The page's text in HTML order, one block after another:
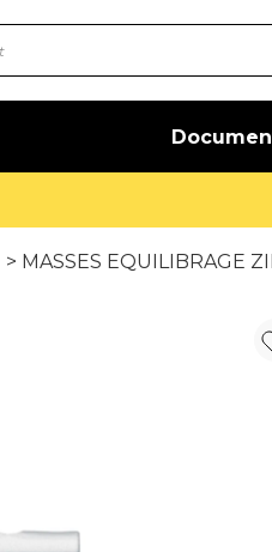
> MASSES EQUILIBRAGE